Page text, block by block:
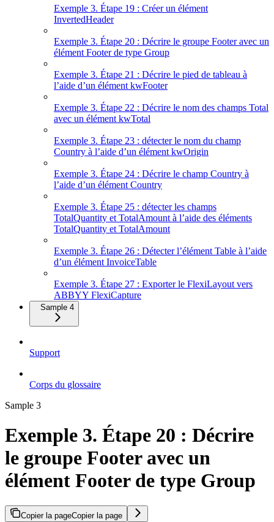
Exemple 3. Étape 19 : Créer un élément
InvertedHeader
Exemple 3. Étape 20 : Décrire le groupe Footer avec un
élément Footer de type Group
Exemple 3. Étape 21 : Décrire le pied de tableau à
l’aide d’un élément kwFooter
Exemple 3. Étape 22 : Décrire le nom des champs Total
avec un élément kwTotal
Exemple 3. Étape 23 : détecter le nom du champ
Country à l’aide d’un élément kwOrigin
Exemple 3. Étape 24 : Décrire le champ Country à
l’aide d’un élément Country
Exemple 3. Étape 25 : détecter les champs
TotalQuantity et TotalAmount à l’aide des éléments
TotalQuantity et TotalAmount
Exemple 3. Étape 26 : Détecter l’élément Table à l’aide
d’un élément InvoiceTable
Exemple 3. Étape 27 : Exporter le FlexiLayout vers
ABBYY FlexiCapture
Sample 4
Support
Corps du glossaire
Sample 3
Exemple 3. Étape 20 : Décrire
le groupe Footer avec un
élément Footer de type Group
Copier la pageCopier la page